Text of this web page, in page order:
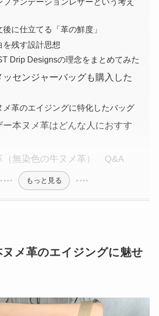
後に仕立てる「革の鮮度」
を残す設計思想
Drip Designsの理念をまとめてみた
ッセンジャーバッグも購入した
メ革のエイジングに特化したバッグ
ー本ヌメ革はどんな人におすす
（無染色の牛ヌメ革） Q&A
もっと見る
メ革のエイジングに魅せ